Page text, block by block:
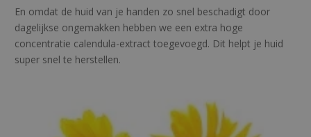
En omdat de huid van je handen zo snel beschadigt door
dagelijkse ongemakken hebben we een extra hoge
concentratie calendula-extract toegevoegd. Dit helpt je huid
super snel te herstellen.